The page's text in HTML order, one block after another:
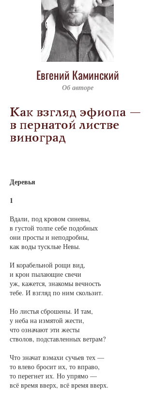
Евгений Каминский
Об авторе
Как взгляд эфиопа —
в пернатой листве
виноград
Деревья
1
Вдали, под кровом синевы,
в густой толпе себе подобных
они просты и неподробны,
как воды тусклые Невы.
И корабельной рощи вид,
и крон пылающие свечи
уж, кажется, знакомы вечность
тебе. И взгляд по ним скользит.
Но листья сброшены. И там,
у неба на измятой жести,
что означают эти жесты
стволов, подставленных ветрам?
Что значат взмахи сучьев тех —
то влево бросит их, то вправо,
то перегнет их. Но упрямо —
всё время вверх, всё время вверх.